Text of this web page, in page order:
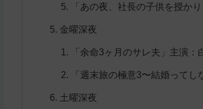
「あの夜、社長の子供を授か
金曜深夜
「余命3ヶ月のサレ夫」主演
「週末旅の極意3〜結婚って
土曜深夜